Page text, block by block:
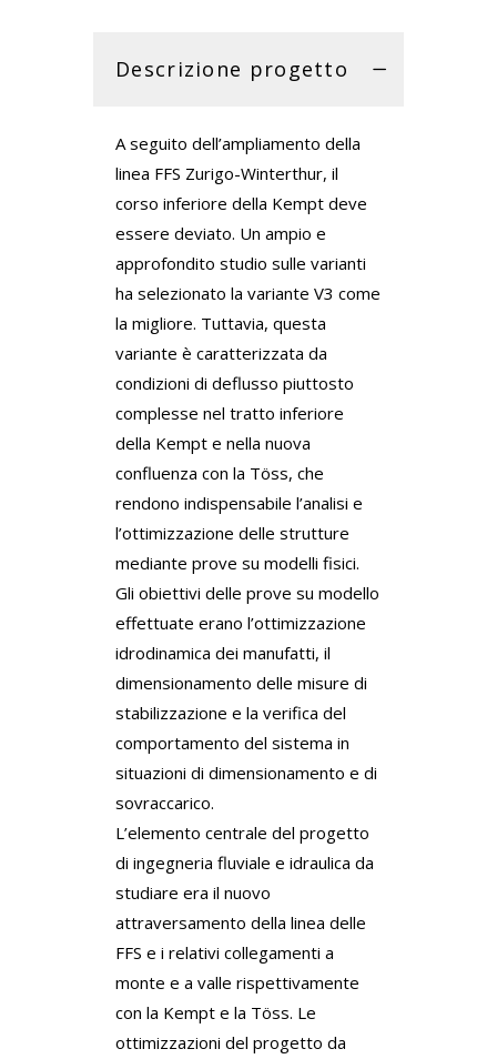
Descrizione progetto
A seguito dell’ampliamento della
linea FFS Zurigo-Winterthur, il
corso inferiore della Kempt deve
essere deviato. Un ampio e
approfondito studio sulle varianti
ha selezionato la variante V3 come
la migliore. Tuttavia, questa
variante è caratterizzata da
condizioni di deflusso piuttosto
complesse nel tratto inferiore
della Kempt e nella nuova
confluenza con la Töss, che
rendono indispensabile l’analisi e
l’ottimizzazione delle strutture
mediante prove su modelli fisici.
Gli obiettivi delle prove su modello
effettuate erano l’ottimizzazione
idrodinamica dei manufatti, il
dimensionamento delle misure di
stabilizzazione e la verifica del
comportamento del sistema in
situazioni di dimensionamento e di
sovraccarico.
L’elemento centrale del progetto
di ingegneria fluviale e idraulica da
studiare era il nuovo
attraversamento della linea delle
FFS e i relativi collegamenti a
monte e a valle rispettivamente
con la Kempt e la Töss. Le
ottimizzazioni del progetto da